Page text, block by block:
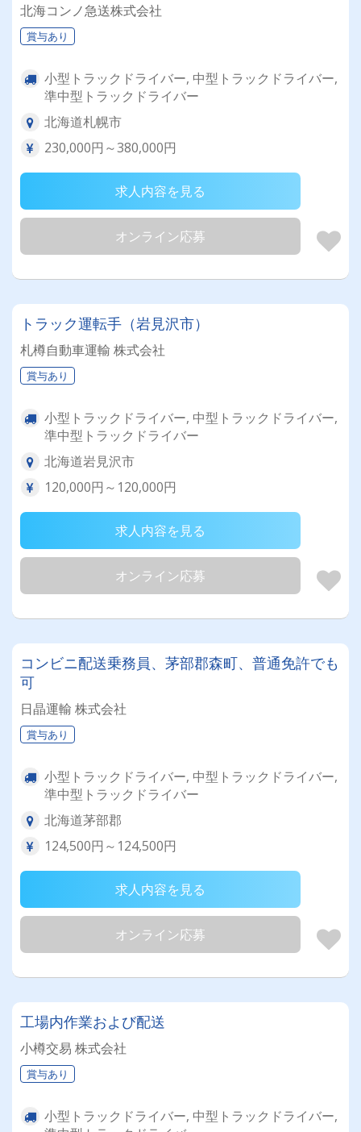
北海コンノ急送株式会社
賞与あり
小型トラックドライバー, 中型トラックドライバー,
準中型トラックドライバー
北海道札幌市
230,000円～380,000円
求人内容を見る
オンライン応募
トラック運転手（岩見沢市）
札樽自動車運輸 株式会社
賞与あり
小型トラックドライバー, 中型トラックドライバー,
準中型トラックドライバー
北海道岩見沢市
120,000円～120,000円
求人内容を見る
オンライン応募
コンビニ配送乗務員、茅部郡森町、普通免許でも
可
日晶運輸 株式会社
賞与あり
小型トラックドライバー, 中型トラックドライバー,
準中型トラックドライバー
北海道茅部郡
124,500円～124,500円
求人内容を見る
オンライン応募
工場内作業および配送
小樽交易 株式会社
賞与あり
小型トラックドライバー, 中型トラックドライバー,